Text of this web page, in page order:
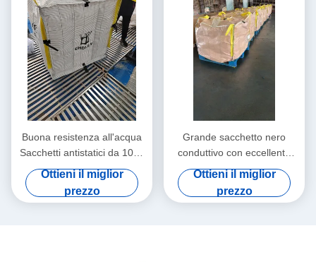
Buona resistenza all'acqua
Sacchetti antistatici da 1000
kg con resistenza alla tenuta
Ottieni il miglior
prezzo
Grande sacchetto nero
conduttivo con eccellente
resistenza chimica
Ottieni il miglior
prezzo